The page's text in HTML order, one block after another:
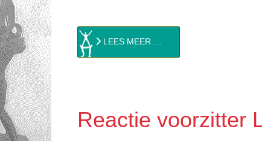
LEES MEER …
Reactie voorzitter